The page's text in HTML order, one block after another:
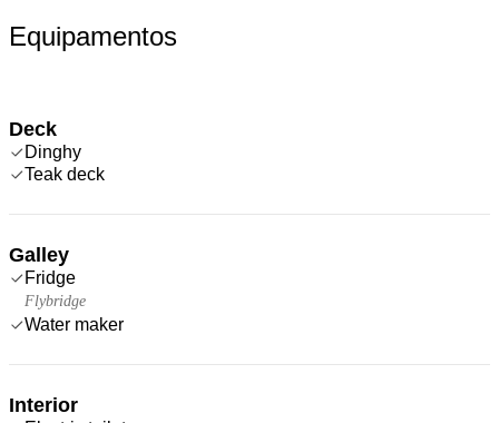
Equipamentos
Deck
Dinghy
Teak deck
Galley
Fridge
Flybridge
Water maker
Interior